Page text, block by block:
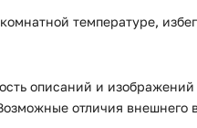
температуре,
описаний и
отличия внешнего